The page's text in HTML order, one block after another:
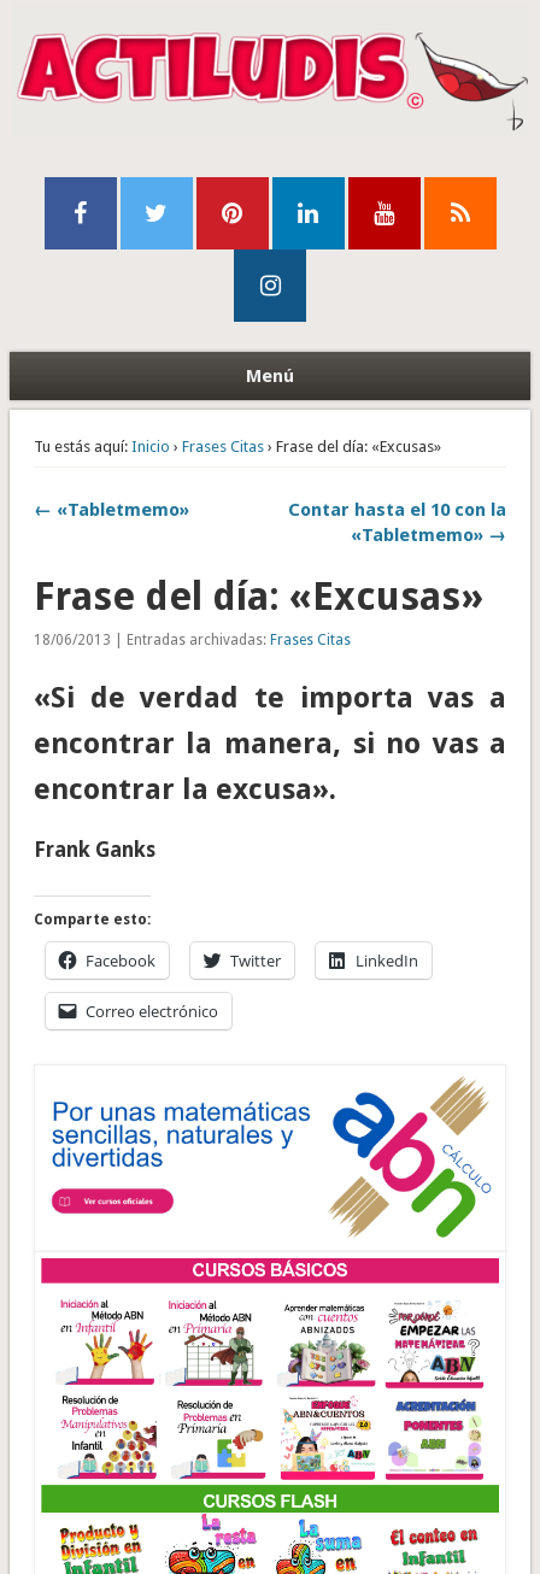
Menú
Tu estás aquí: Inicio › Frases Citas› Frase del día: «Excusas»
← «Tabletmemo»
Contar hasta el 10 con la
«Tabletmemo» →
Frase del día: «Excusas»
18/06/2013 | Entradas archivadas: Frases Citas
«Si de verdad te importa vas a
encontrar la manera, si no vas a
encontrar la excusa».
Frank Ganks
Comparte esto:
Facebook Twitter LinkedIn
Correo electrónico